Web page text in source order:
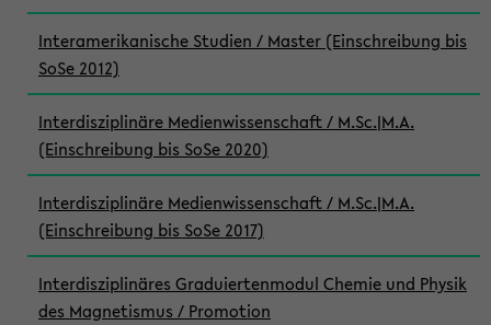
Interamerikanische Studien / Master (Einschreibung bis
SoSe 2012)
Interdisziplinäre Medienwissenschaft / M.Sc.|M.A.
(Einschreibung bis SoSe 2020)
Interdisziplinäre Medienwissenschaft / M.Sc.|M.A.
(Einschreibung bis SoSe 2017)
Interdisziplinäres Graduiertenmodul Chemie und Physik
des Magnetismus / Promotion